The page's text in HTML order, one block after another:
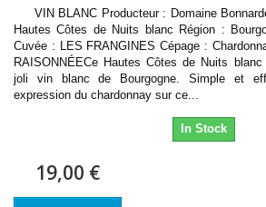
VIN BLANC Producteur : Domaine
Hautes Côtes de Nuits blanc Région :
Cuvée : LES FRANGINES Cépage :
RAISONNÉECe Hautes Côtes de Nuits
joli vin blanc de Bourgogne. Simple et
expression du chardonnay sur ce...
In Stock
19,00 €